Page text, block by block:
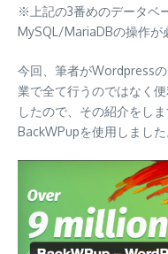
※上記の3番めのデータベ
MySQL/MariaDBの操作が
今回、筆者がWordpress
業で全て行うのではなく
したので、その紹介をし
BackWPupを使用しました